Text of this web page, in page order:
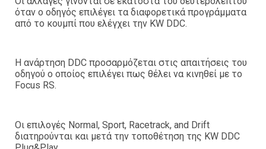
όταν ο οδηγός επιλέγει τα διαφορετικά προγράμματα
από το κουμπί που ελέγχει την KW DDC.
Η ανάρτηση DDC προσαρμόζεται στις απαιτήσεις του
οδηγού ο οποίος επιλέγει πως θέλει να κινηθεί με το
Focus RS.
Οι επιλογές Normal, Sport, Racetrack, and Drift
διατηρούνται και μετά την τοποθέτηση της KW DDC